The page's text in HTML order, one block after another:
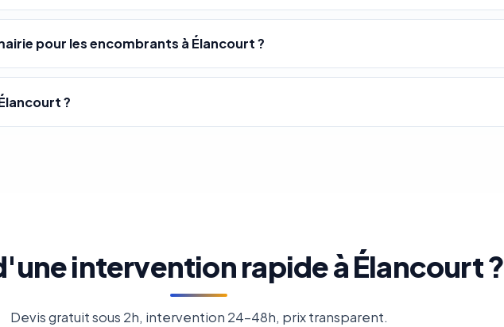
pour les encombrants à Élancourt ?
?
intervention rapide à Élancourt ?
Devis gratuit sous 2h, intervention 24-48h, prix transparent.